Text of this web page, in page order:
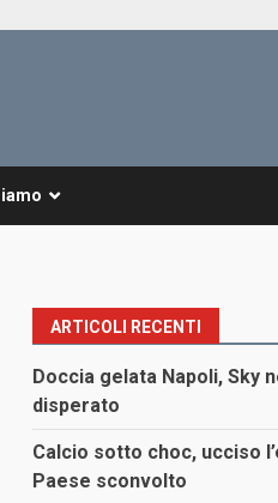
ARTICOLI RECENTI
Doccia gelata Napoli, Sky
disperato
Calcio sotto choc, ucciso
Paese sconvolto